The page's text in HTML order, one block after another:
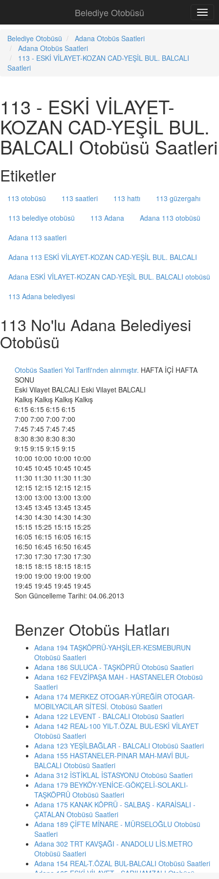
Belediye Otobüsü
Belediye Otobüsü
Adana Otobüs Saatleri
Adana Otobüs Saatleri
113 - ESKİ VİLAYET-KOZAN CAD-YEŞİL BUL. BALCALI
Saatleri
113 - ESKİ VİLAYET-
KOZAN CAD-YEŞİL BUL.
BALCALI Otobüsü Saatleri
Etiketler
113 otobüsü 113 saatleri 113 hattı
113 güzergahı
113 belediye otobüsü
113 Adana
Adana 113 otobüsü
Adana 113 saatleri
Adana 113 ESKİ VİLAYET-KOZAN CAD-YEŞİL BUL. BALCALI
Adana ESKİ VİLAYET-KOZAN CAD-YEŞİL BUL. BALCALI otobüsü
113 Adana belediyesi
113 No'lu Adana Belediyesi
Otobüsü
Otobüs Saatleri Yol Tarifi'nden alınmıştır. HAFTA İÇİ HAFTA
SONU
Eski Vilayet BALCALI Eski Vilayet BALCALI
Kalkış Kalkış Kalkış Kalkış
6:15 6:15 6:15 6:15
7:00 7:00 7:00 7:00
7:45 7:45 7:45 7:45
8:30 8:30 8:30 8:30
9:15 9:15 9:15 9:15
10:00 10:00 10:00 10:00
10:45 10:45 10:45 10:45
11:30 11:30 11:30 11:30
12:15 12:15 12:15 12:15
13:00 13:00 13:00 13:00
13:45 13:45 13:45 13:45
14:30 14:30 14:30 14:30
15:15 15:25 15:15 15:25
16:05 16:15 16:05 16:15
16:50 16:45 16:50 16:45
17:30 17:30 17:30 17:30
18:15 18:15 18:15 18:15
19:00 19:00 19:00 19:00
19:45 19:45 19:45 19:45
Son Güncelleme Tarihi: 04.06.2013
Benzer Otobüs Hatları
Adana 194 TAŞKÖPRÜ-YAHŞİLER-KESMEBURUN
Otobüsü Saatleri
Adana 186 SULUCA - TAŞKÖPRÜ Otobüsü Saatleri
Adana 162 FEVZİPAŞA MAH - HASTANELER Otobüsü
Saatleri
Adana 174 MERKEZ OTOGAR-YÜREĞİR OTOGAR-
MOBILYACILAR SİTESİ. Otobüsü Saatleri
Adana 122 LEVENT - BALCALI Otobüsü Saatleri
Adana 142 REAL-100 YIL-T.ÖZAL BUL-ESKİ VİLAYET
Otobüsü Saatleri
Adana 123 YEŞİLBAĞLAR - BALCALI Otobüsü Saatleri
Adana 155 HASTANELER-PINAR MAH-MAVİ BUL-
BALCALI Otobüsü Saatleri
Adana 312 İSTİKLAL İSTASYONU Otobüsü Saatleri
Adana 179 BEYKÖY-YENİCE-GÖKÇELİ-SOLAKLI-
TAŞKÖPRÜ Otobüsü Saatleri
Adana 175 KANAK KÖPRÜ - SALBAŞ - KARAİSALI -
ÇATALAN Otobüsü Saatleri
Adana 189 ÇİFTE MİNARE - MÜRSELOĞLU Otobüsü
Saatleri
Adana 302 TRT KAVŞAĞI - ANADOLU LİS.METRO
Otobüsü Saatleri
Adana 154 REAL-T.ÖZAL BUL-BALCALI Otobüsü Saatleri
Adana 165 ESKİ VİLAYET - SARIHAMZALI Otobüsü